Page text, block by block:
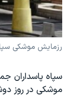
فرهنگ و زندگی
حقوق شهروندی
اقتصادی
اسرائیل در جنگ
گالری عکس
مستندها
انتخابات ریاست
حمله جمهوری
ورزش زنان در
اعتراضات زن،
دنبال کنید
زبانهای
رزمايش موشکی
سپاه پاسداران
موشکی در روز